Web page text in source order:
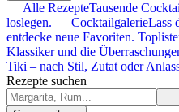
Alle RezepteTausende
loslegen.
CocktailgalerieLass
entdecke neue Favoriten.
Klassiker und die
Tiki – nach Stil, Zutat oder
Rezepte suchen